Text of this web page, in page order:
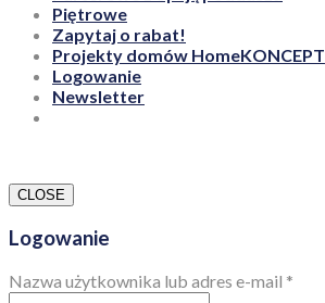
Piętrowe
Zapytaj o rabat!
Projekty domów HomeKONCEPT
Logowanie
Newsletter
CLOSE
Logowanie
Nazwa użytkownika lub adres e-mail *